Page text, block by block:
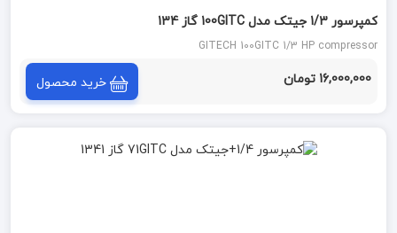
کمپرسور 1/3 جیتک مدل 100GITC گاز 134
GITECH 100GITC 1/3 HP compressor
16,000,000 تومان خرید محصول